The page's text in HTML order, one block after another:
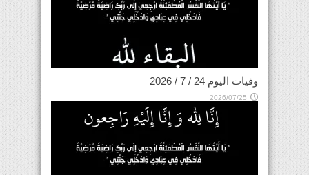
وفيات اليوم 24 / 7 / 2026
2026/07/25